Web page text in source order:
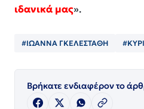
ιδανικά μας».
#ΙΩΑΝΝΑ ΓΚΕΛΕΣΤΑΘΗ
Βρήκατε ενδιαφέρον το